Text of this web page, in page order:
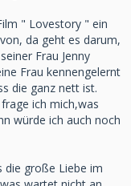
" Lovestory " ein
da geht es darum,
Frau Jenny
Frau kennengelernt
die ganz nett ist.
ich mich,was
würde ich auch noch
die große Liebe im